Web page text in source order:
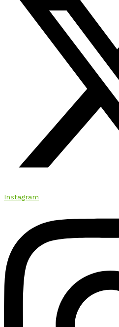
Instagram